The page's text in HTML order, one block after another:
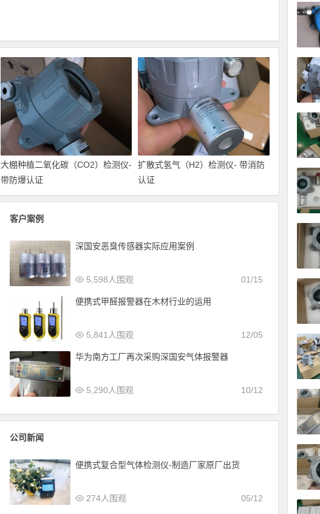
大棚种植二氧化碳（CO2）检测仪-
带防爆认证
扩散式氢气（H2）检测仪- 带消防
认证
客户案例
深国安恶臭传感器实际应用案例
01/15
5,598人围观
便携式甲醛报警器在木材行业的运用
12/05
5,841人围观
华为南方工厂再次采购深国安气体报警器
10/12
5,290人围观
公司新闻
便携式复合型气体检测仪-制造厂家原厂出货
05/12
274人围观